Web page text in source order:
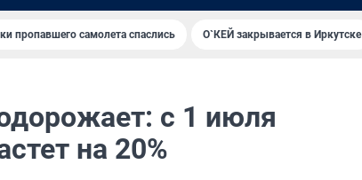
пропавшего самолета спаслись О`КЕЙ закрывается в Иркутске
с 1 июля
на 20%